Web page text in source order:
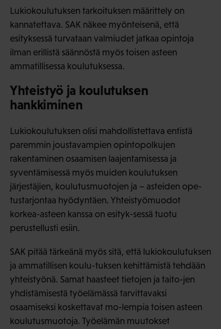
Lukiokoulutuksen tarkoituksen määrittely on
kannatettava. SAK näkee myönteisenä, että
esityksessä turvataan valmiudet jatkaa opintoja
ilman erillistä säännöstä myös toisen asteen
ammatillisessa koulutuksessa.
Yhteistyö ja koulutuksen
hankkiminen
Lukiokoulutuksen olisi mahdollistettava entistä
paremmin joustavampien opintopolkujen
rakentaminen osaamisen laajentamisessa ja
syventämisessä myös muiden koulutuksen
järjestäjien, koulutusmuotojen ja – asteiden ope-
tustarjontaa hyödyntäen. Yhteistyömuodot
korkea-asteen kanssa on esityk-sessä tuotu
perustellusti esiin.
SAK pitää tärkeänä myös sitä, että lukiokoulutuksen
ja ammatillisen koulu-tuksen kehittämistä tehdään
yhteistyönä. Samat haasteet tietojen ja taito-jen
yhdistämisestä työelämässä tarvittavaksi
osaamiseksi koskettavat mo-lempia toisen asteen
koulutusmuotoja. Työelämän muutokset